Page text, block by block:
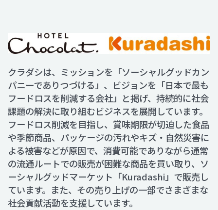
クラダシは、ミッションを「ソーシャルグッドカン
パニーでありつづける」、ビジョンを「日本で最も
フードロスを削減する会社」と掲げ、持続的に社会
課題の解決に取り組むビジネスを展開しています。
フードロス削減を目指し、賞味期限が切迫した食品
や季節商品、パッケージの汚れやキズ・自然災害に
よる被害などが原因で、消費可能でありながら通常
の流通ルートでの販売が困難な商品を買い取り、ソ
ーシャルグッドマーケット「Kuradashi」で販売し
ています。また、その売り上げの一部でさまざまな
社会貢献活動を支援しています。